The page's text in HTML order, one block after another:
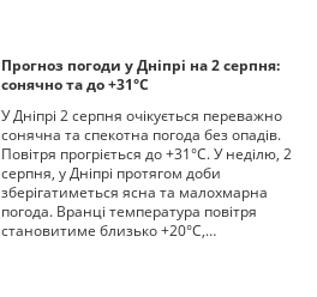
Прогноз погоди у Дніпрі на 2 серпня:
сонячно та до +31°С
У Дніпрі 2 серпня очікується переважно
сонячна та спекотна погода без опадів.
Повітря прогріється до +31°С. У неділю, 2
серпня, у Дніпрі протягом доби
зберігатиметься ясна та малохмарна
погода. Вранці температура повітря
становитиме близько +20°С,…